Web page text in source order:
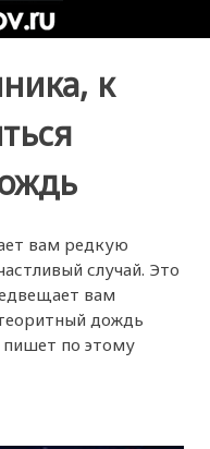
к
вам редкую
случай. Это
вам
дождь
пишет по этому